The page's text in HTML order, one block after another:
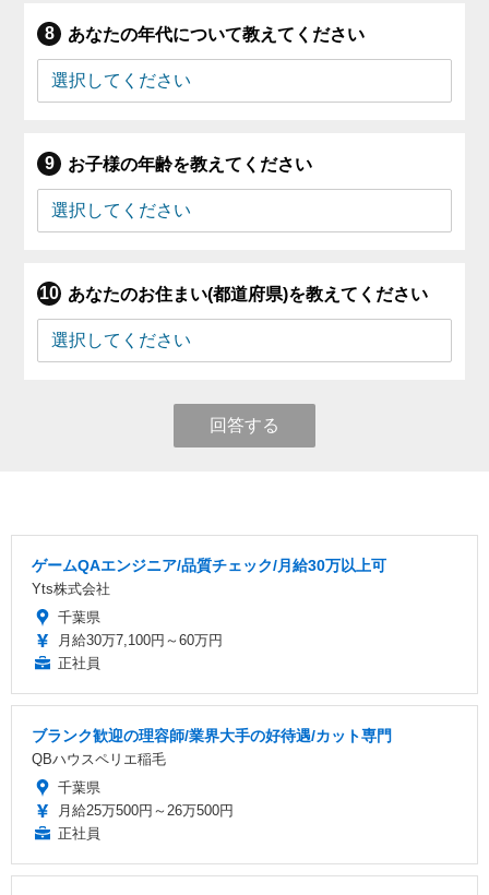
あなたの年代について教えてください
お子様の年齢を教えてください
あなたのお住まい(都道府県)を教えてください
回答する
ゲームQAエンジニア/品質チェック/月給30万以上可
Yts株式会社
千葉県
月給30万7,100円～60万円
正社員
ブランク歓迎の理容師/業界大手の好待遇/カット専門
QBハウスペリエ稲毛
千葉県
月給25万500円～26万500円
正社員